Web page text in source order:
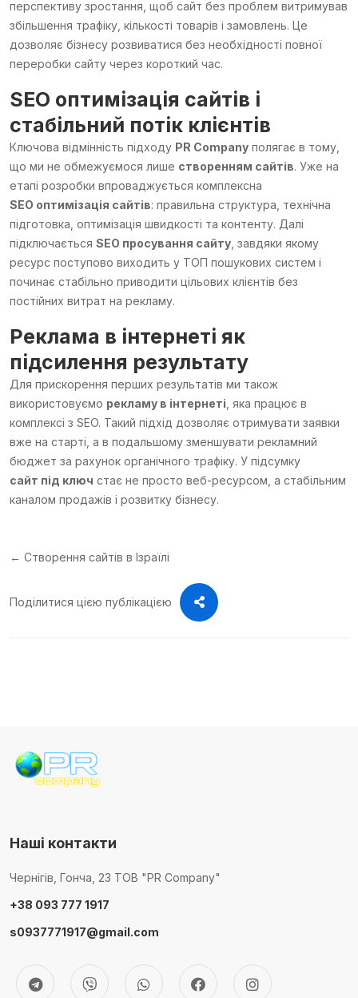
перспективу зростання, щоб сайт без проблем витримував
збільшення трафіку, кількості товарів і замовлень. Це
дозволяє бізнесу розвиватися без необхідності повної
переробки сайту через короткий час.
SEO оптимізація сайтів і
стабільний потік клієнтів
Ключова відмінність підходу PR Company полягає в тому,
що ми не обмежуємося лише створенням сайтів. Уже на
етапі розробки впроваджується комплексна
SEO оптимізація сайтів: правильна структура, технічна
підготовка, оптимізація швидкості та контенту. Далі
підключається SEO просування сайту , завдяки якому
ресурс поступово виходить у ТОП пошукових систем і
починає стабільно приводити цільових клієнтів без
постійних витрат на рекламу.
Реклама в інтернеті як
підсилення результату
Для прискорення перших результатів ми також
використовуємо рекламу в інтернеті , яка працює в
комплексі з SEO. Такий підхід дозволяє отримувати заявки
вже на старті, а в подальшому зменшувати рекламний
бюджет за рахунок органічного трафіку. У підсумку
сайт під ключ стає не просто веб-ресурсом, а стабільним
каналом продажів і розвитку бізнесу.
← Створення сайтів в Ізраїлі
Поділитися цією публікацією
Наші контакти
Чернігів, Гонча, 23 ТОВ "PR Company"
+38 093 777 1917
s0937771917@gmail.com